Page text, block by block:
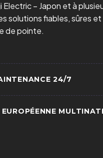
Electric – Japon et à
solutions fiables, sûres
de pointe.
24/7